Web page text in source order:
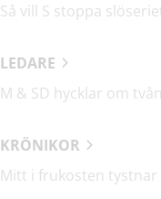
Så vill S stoppa
LEDARE
KRÖNIKOR
Mitt i frukosten tystnar